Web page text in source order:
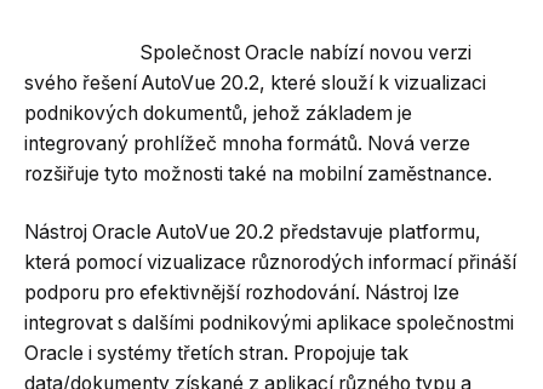
Společnost Oracle nabízí novou verzi
svého řešení AutoVue 20.2, které slouží k vizualizaci
podnikových dokumentů, jehož základem je
integrovaný prohlížeč mnoha formátů. Nová verze
rozšiřuje tyto možnosti také na mobilní zaměstnance.
Nástroj Oracle AutoVue 20.2 představuje platformu,
která pomocí vizualizace různorodých informací přináší
podporu pro efektivnější rozhodování. Nástroj lze
integrovat s dalšími podnikovými aplikace společnostmi
Oracle i systémy třetích stran. Propojuje tak
data/dokumenty získané z aplikací různého typu a